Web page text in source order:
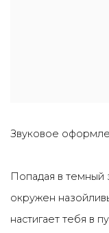
Звуковое
Попадая в темный
окружен
настигает тебя в